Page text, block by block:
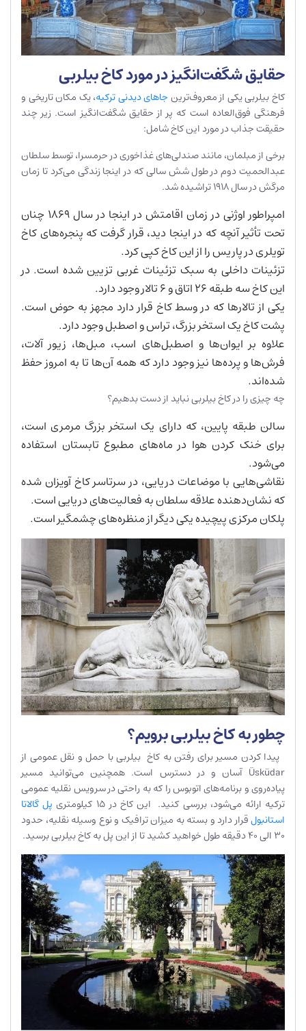
حقایق شگفت‌انگیز در مورد کاخ بیلربی
کاخ بیلربی یکی از معروف‌ترین جاهای دیدنی ترکیه، یک مکان تاریخی و
فرهنگی فوق‌العاده است که پر از حقایق شگفت‌انگیز است. زیر چند
حقیقت جذاب در مورد این کاخ شامل:
برخی از مبلمان، مانند صندلی‌های غذاخوری در حرمسرا، توسط سلطان
عبدالحمیت دوم در طول شش سالی که در اینجا زندگی می‌کرد تا زمان
مرگش در سال 1918 تراشیده شد.
امپراطور اوژنی در زمان اقامتش در اینجا در سال 1869 چنان
تحت تأثیر آنچه که در اینجا دید، قرار گرفت که پنجره‌های کاخ
تویلری در پاریس را از این کاخ کپی کرد.
تزئینات داخلی به سبک تزئینات غربی تزیین شده است. در
این کاخ سه طبقه 26 اتاق و 6 تالار وجود دارد.
یکی از تالارها که در وسط کاخ قرار دارد مجهز به حوض است.
پشت کاخ یک استخر بزرگ، تراس و اصطبل وجود دارد.
علاوه بر ایوان‌ها و اصطبل‌های اسب، مبل‌ها، زیور آلات،
فرش‌ها و پرده‌ها نیز وجود دارد که همه آن‌ها تا به امروز حفظ
شده‌اند.
چه چیزی را در کاخ بیلربی نباید از دست بدهیم؟
سالن طبقه پایین، که دارای یک استخر بزرگ مرمری است،
برای خنک کردن هوا در ماه‌های مطبوع تابستان استفاده
می‌شود.
نقاشی‌هایی با موضاعات دریایی، در سرتاسر کاخ آویزان شده
که نشان‌دهنده علاقه سلطان به فعالیت‌های دریایی است.
پلکان مرکزی پیچیده یکی دیگر از منظره‌های چشمگیر است.
چطور به کاخ بیلربی برویم؟
پیدا کردن مسیر برای رفتن به کاخ بیلربی با حمل و نقل عمومی از
Üsküdar آسان و در دسترس است. همچنین می‌توانید مسیر
پیاده‌روی و برنامه‌های اتوبوس را که به راحتی در سرویس نقلیه عمومی
ترکیه ارائه می‌شود، بررسی کنید. این کاخ در 15 کیلومتری
پل گالاتا
استانبولقرار دارد و بسته به میزان ترافیک و نوع وسیله نقلیه، حدود
30 الی 40 دقیقه طول خواهید کشید تا از این پل به کاخ بیلربی برسید.